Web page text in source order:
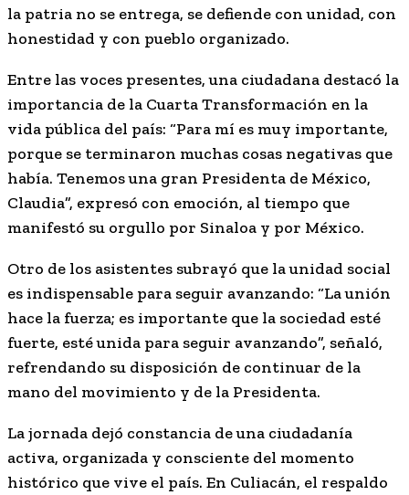
la patria no se entrega, se defiende con unidad, con
honestidad y con pueblo organizado.
Entre las voces presentes, una ciudadana destacó la
importancia de la Cuarta Transformación en la
vida pública del país: “Para mí es muy importante,
porque se terminaron muchas cosas negativas que
había. Tenemos una gran Presidenta de México,
Claudia”, expresó con emoción, al tiempo que
manifestó su orgullo por Sinaloa y por México.
Otro de los asistentes subrayó que la unidad social
es indispensable para seguir avanzando: “La unión
hace la fuerza; es importante que la sociedad esté
fuerte, esté unida para seguir avanzando”, señaló,
refrendando su disposición de continuar de la
mano del movimiento y de la Presidenta.
La jornada dejó constancia de una ciudadanía
activa, organizada y consciente del momento
histórico que vive el país. En Culiacán, el respaldo